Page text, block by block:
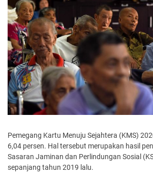
Pemegang Kartu Menuju Sejahtera (KMS)
6,04 persen. Hal tersebut merupakan hasil
Sasaran Jaminan dan Perlindungan Sosial
sepanjang tahun 2019 lalu.